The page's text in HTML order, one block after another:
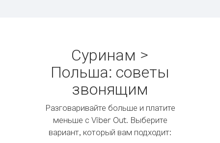
Суринам >
Польша: советы
звонящим
Разговаривайте больше и платите
меньше с Viber Out. Выберите
вариант, который вам подходит: